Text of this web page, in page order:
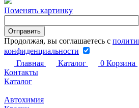
Поменять картинку
Продолжая, вы соглашаетесь с
конфиденциальности
Главная
Каталог 0 Корзина
Контакты
Каталог
Автохимия